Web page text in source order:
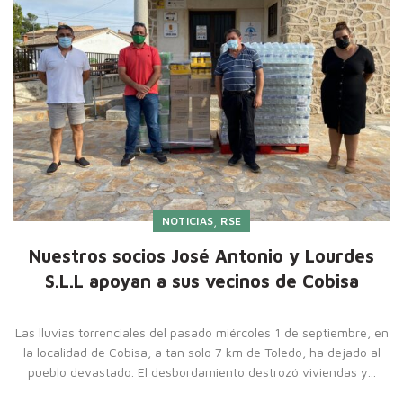
NOTICIAS, RSE
Nuestros socios José Antonio y Lourdes
S.L.L apoyan a sus vecinos de Cobisa
Las lluvias torrenciales del pasado miércoles 1 de septiembre, en
la localidad de Cobisa, a tan solo 7 km de Toledo, ha dejado al
pueblo devastado. El desbordamiento destrozó viviendas y...